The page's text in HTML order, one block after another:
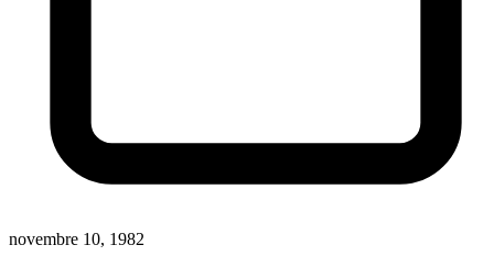
novembre 10, 1982